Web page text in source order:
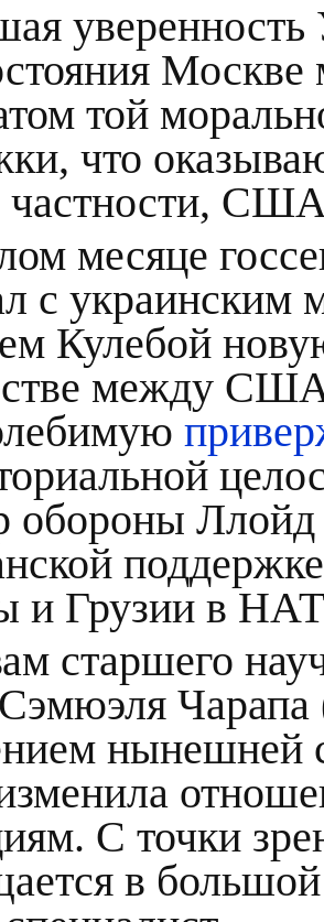
той
что
частности,
месяце
с украинским
Кулебой
между
обороны
и Грузии в
старшего
нынешней
С точки
в